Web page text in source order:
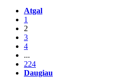
Atgal
1
2
3
4
...
224
Daugiau